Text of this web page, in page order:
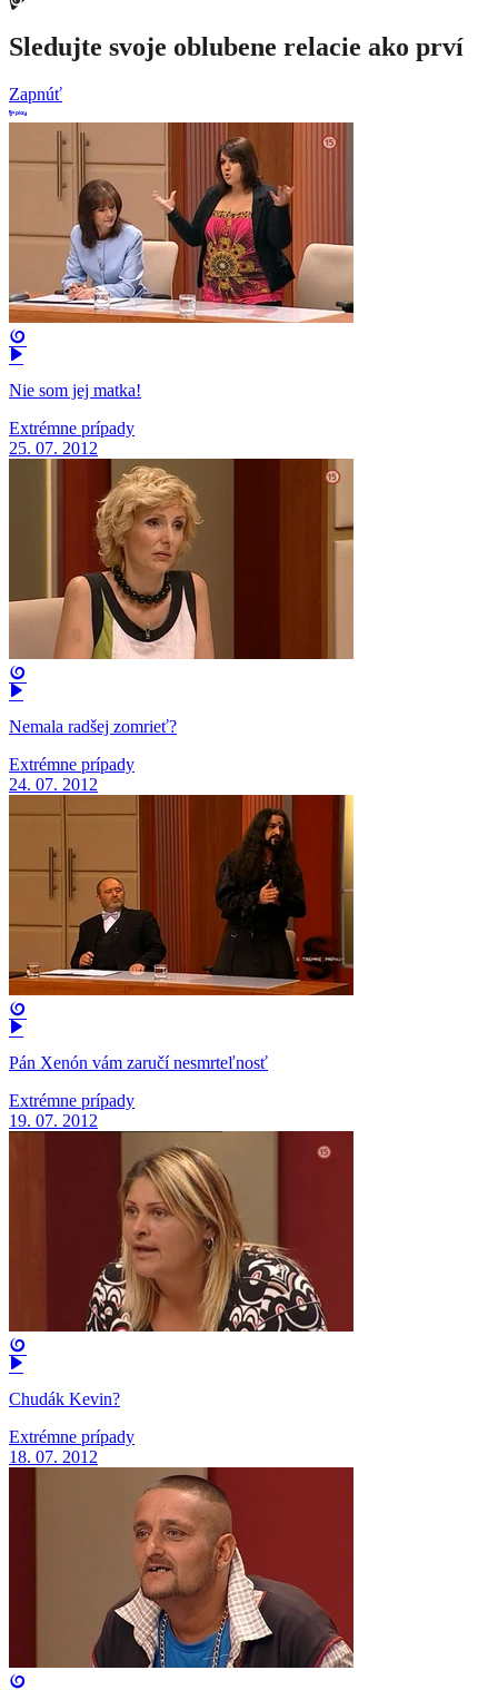
Sledujte svoje oblubene relacie ako prví
Zapnúť
Nie som jej matka!
Extrémne prípady
25. 07. 2012
Nemala radšej zomrieť?
Extrémne prípady
24. 07. 2012
Pán Xenón vám zaručí nesmrteľnosť
Extrémne prípady
19. 07. 2012
Chudák Kevin?
Extrémne prípady
18. 07. 2012